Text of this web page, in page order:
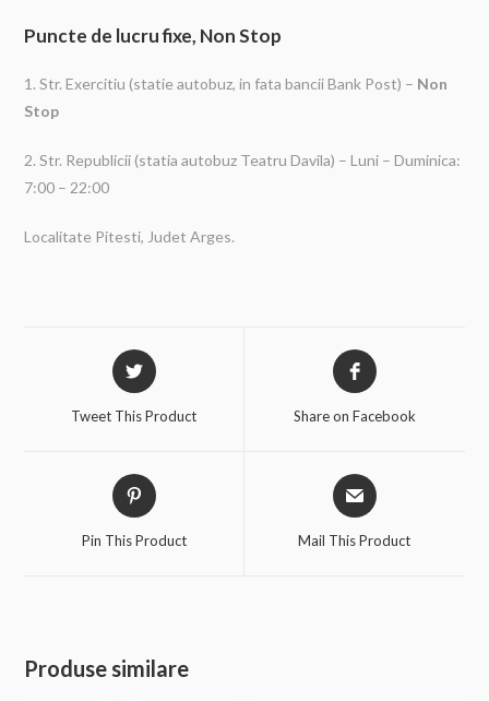
Puncte de lucru fixe, Non Stop
1. Str. Exercitiu (statie autobuz, in fata bancii Bank Post) – Non
Stop
2. Str. Republicii (statia autobuz Teatru Davila) – Luni – Duminica:
7:00 – 22:00
Localitate Pitesti, Judet Arges.
Tweet This Product Share on Facebook
Pin This Product Mail This Product
Produse similare